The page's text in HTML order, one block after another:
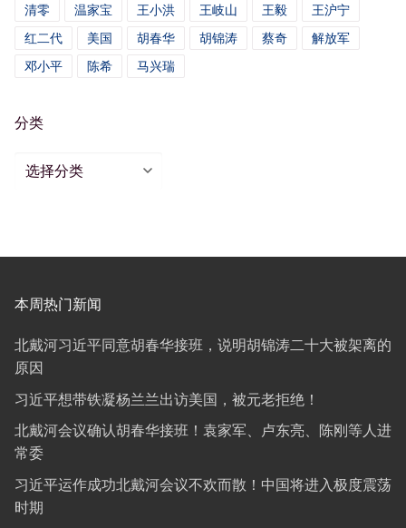
清零
温家宝 王小洪 王岐山 王毅
王沪宁
红二代
美国 胡春华 胡锦涛 蔡奇
解放军
邓小平
陈希 马兴瑞
分类
分
本周热门新闻
北戴河习近平同意胡春华接班，说明胡锦涛二十大被架离的
原因
习近平想带铁凝杨兰兰出访美国，被元老拒绝！
北戴河会议确认胡春华接班！袁家军、卢东亮、陈刚等人进
常委
习近平运作成功北戴河会议不欢而散！中国将进入极度震荡
时期